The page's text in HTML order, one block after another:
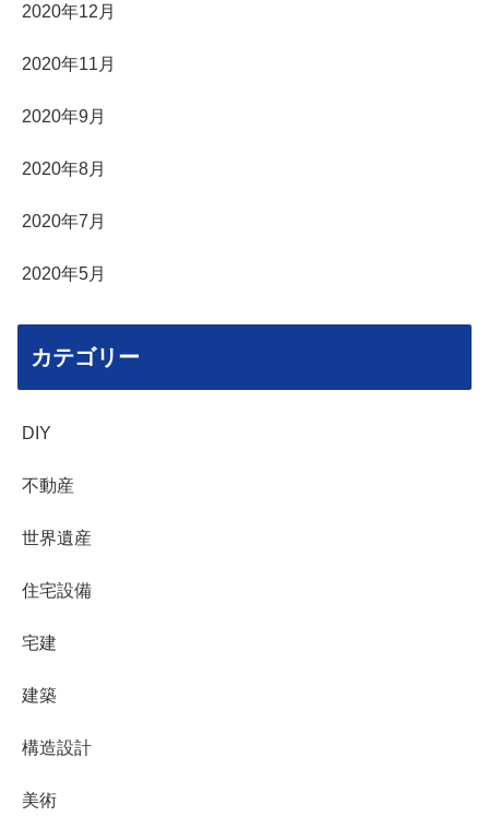
2020年12月
2020年11月
2020年9月
2020年8月
2020年7月
2020年5月
カテゴリー
DIY
不動産
世界遺産
住宅設備
宅建
建築
構造設計
美術